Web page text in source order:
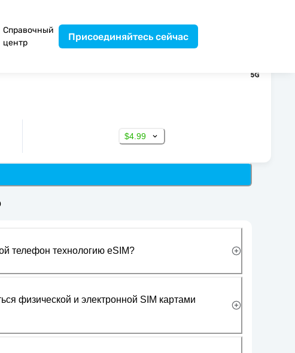
Справочный
центр
Присоединяйтесь сейчас
$4.99
телефон технологию eSIM?
физической и электронной SIM картами